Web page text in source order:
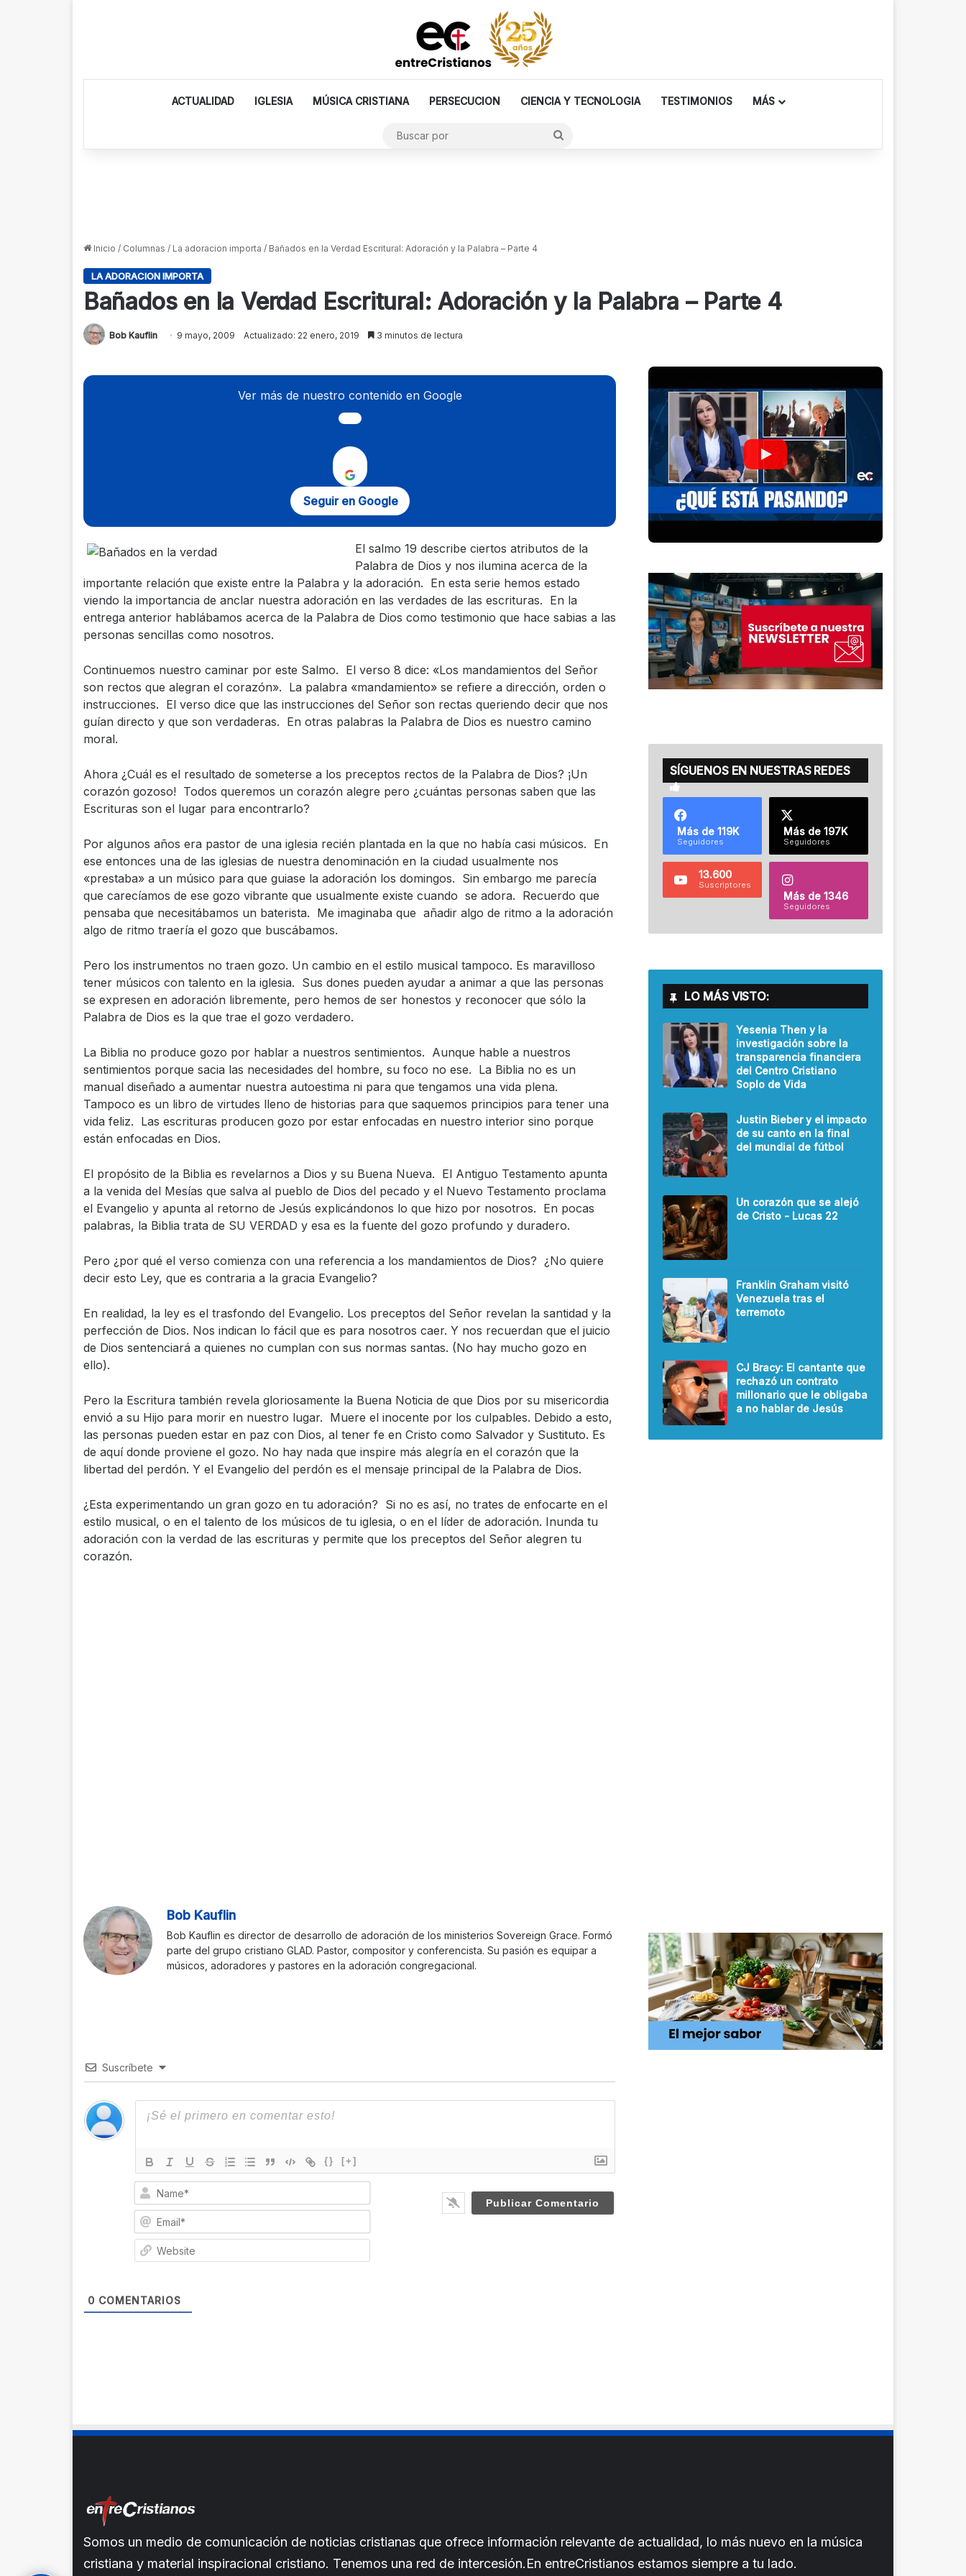
ACTUALIDAD IGLESIA MÚSICA CRISTIANA PERSECUCION CIENCIA Y TECNOLOGIA TESTIMONIOS MÁS
Inicio / Columnas / La adoracion importa / Bañados en la Verdad Escritural: Adoración y la Palabra – Parte 4
LA ADORACION IMPORTA
Bañados en la Verdad Escritural: Adoración y la Palabra – Parte 4
Bob Kauflin 9 mayo, 2009 Actualizado: 22 enero, 2019 3 minutos de lectura
Ver más de nuestro contenido en Google
Seguir en Google
El salmo 19 describe ciertos atributos de la
Palabra de Dios y nos ilumina acerca de la
importante relación que existe entre la Palabra y la adoración. En esta serie hemos estado
viendo la importancia de anclar nuestra adoración en las verdades de las escrituras. En la
entrega anterior hablábamos acerca de la Palabra de Dios como testimonio que hace sabias a las
personas sencillas como nosotros.
Continuemos nuestro caminar por este Salmo. El verso 8 dice: «Los mandamientos del Señor
son rectos que alegran el corazón». La palabra «mandamiento» se refiere a dirección, orden o
instrucciones. El verso dice que las instrucciones del Señor son rectas queriendo decir que nos
guían directo y que son verdaderas. En otras palabras la Palabra de Dios es nuestro camino
moral.
Ahora ¿Cuál es el resultado de someterse a los preceptos rectos de la Palabra de Dios? ¡Un
corazón gozoso! Todos queremos un corazón alegre pero ¿cuántas personas saben que las
Escrituras son el lugar para encontrarlo?
Por algunos años era pastor de una iglesia recién plantada en la que no había casi músicos. En
ese entonces una de las iglesias de nuestra denominación en la ciudad usualmente nos
«prestaba» a un músico para que guiase la adoración los domingos. Sin embargo me parecía
que carecíamos de ese gozo vibrante que usualmente existe cuando se adora. Recuerdo que
pensaba que necesitábamos un baterista. Me imaginaba que añadir algo de ritmo a la adoración
algo de ritmo traería el gozo que buscábamos.
Pero los instrumentos no traen gozo. Un cambio en el estilo musical tampoco. Es maravilloso
tener músicos con talento en la iglesia. Sus dones pueden ayudar a animar a que las personas
se expresen en adoración libremente, pero hemos de ser honestos y reconocer que sólo la
Palabra de Dios es la que trae el gozo verdadero.
La Biblia no produce gozo por hablar a nuestros sentimientos. Aunque hable a nuestros
sentimientos porque sacia las necesidades del hombre, su foco no ese. La Biblia no es un
manual diseñado a aumentar nuestra autoestima ni para que tengamos una vida plena.
Tampoco es un libro de virtudes lleno de historias para que saquemos principios para tener una
vida feliz. Las escrituras producen gozo por estar enfocadas en nuestro interior sino porque
están enfocadas en Dios.
El propósito de la Biblia es revelarnos a Dios y su Buena Nueva. El Antiguo Testamento apunta
a la venida del Mesías que salva al pueblo de Dios del pecado y el Nuevo Testamento proclama
el Evangelio y apunta al retorno de Jesús explicándonos lo que hizo por nosotros. En pocas
palabras, la Biblia trata de SU VERDAD y esa es la fuente del gozo profundo y duradero.
Pero ¿por qué el verso comienza con una referencia a los mandamientos de Dios? ¿No quiere
decir esto Ley, que es contraria a la gracia Evangelio?
En realidad, la ley es el trasfondo del Evangelio. Los preceptos del Señor revelan la santidad y la
perfección de Dios. Nos indican lo fácil que es para nosotros caer. Y nos recuerdan que el juicio
de Dios sentenciará a quienes no cumplan con sus normas santas. (No hay mucho gozo en
ello).
Pero la Escritura también revela gloriosamente la Buena Noticia de que Dios por su misericordia
envió a su Hijo para morir en nuestro lugar. Muere el inocente por los culpables. Debido a esto,
las personas pueden estar en paz con Dios, al tener fe en Cristo como Salvador y Sustituto. Es
de aquí donde proviene el gozo. No hay nada que inspire más alegría en el corazón que la
libertad del perdón. Y el Evangelio del perdón es el mensaje principal de la Palabra de Dios.
¿Esta experimentando un gran gozo en tu adoración? Si no es así, no trates de enfocarte en el
estilo musical, o en el talento de los músicos de tu iglesia, o en el líder de adoración. Inunda tu
adoración con la verdad de las escrituras y permite que los preceptos del Señor alegren tu
corazón.
Bob Kauflin
Bob Kauflin es director de desarrollo de adoración de los ministerios Sovereign Grace. Formó
parte del grupo cristiano GLAD. Pastor, compositor y conferencista. Su pasión es equipar a
músicos, adoradores y pastores en la adoración congregacional.
Suscríbete
{} [+]
m
*a
l
0 COMENTARIOS
SÍGUENOS EN NUESTRAS REDES
Más de 119K
Seguidores
Más de 197K
Seguidores
13.600
Suscriptores
Más de 1346
Seguidores
LO MÁS VISTO:
Yesenia Then y la
investigación sobre la
transparencia financiera
del Centro Cristiano
Soplo de Vida
Justin Bieber y el impacto
de su canto en la final
del mundial de fútbol
Un corazón que se alejó
de Cristo - Lucas 22
Franklin Graham visitó
Venezuela tras el
terremoto
CJ Bracy: El cantante que
rechazó un contrato
millonario que le obligaba
a no hablar de Jesús
Somos un medio de comunicación de noticias cristianas que ofrece información relevante de actualidad, lo más nuevo en la música
cristiana y material inspiracional cristiano. Tenemos una red de intercesión.En entreCristianos estamos siempre a tu lado.